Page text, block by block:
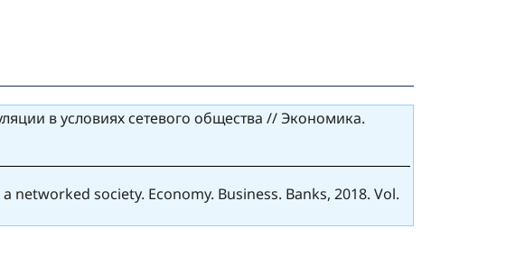
в условиях сетевого общества // Экономика.
society. Economy. Business. Banks, 2018. Vol.